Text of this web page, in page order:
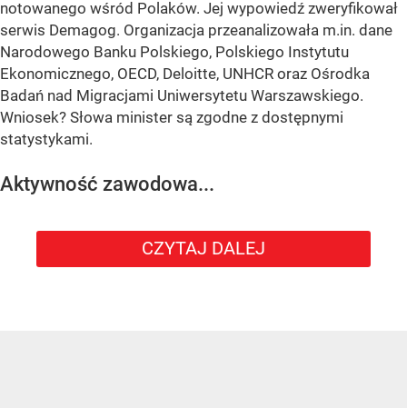
notowanego wśród Polaków. Jej wypowiedź zweryfikował
serwis Demagog. Organizacja przeanalizowała m.in. dane
Narodowego Banku Polskiego, Polskiego Instytutu
Ekonomicznego, OECD, Deloitte, UNHCR oraz Ośrodka
Badań nad Migracjami Uniwersytetu Warszawskiego.
Wniosek? Słowa minister są zgodne z dostępnymi
statystykami.
Aktywność zawodowa...
CZYTAJ DALEJ